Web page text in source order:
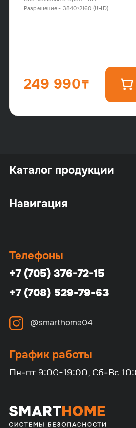
Разрешение - 3840×2160 (UHD)
249 990
Каталог продукции
Навигация
Телефоны
+7 (705) 376-72-15
+7 (708) 529-79-63
@smarthome04
График работы
Пн-пт 9:00-19:00, Сб-Вс